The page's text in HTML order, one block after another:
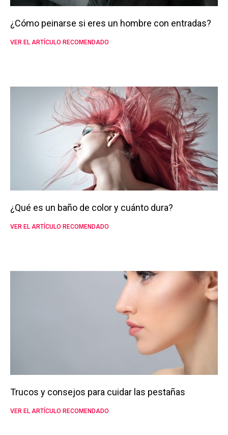
¿Cómo peinarse si eres un hombre con entradas?
VER EL ARTÍCULO RECOMENDADO
¿Qué es un baño de color y cuánto dura?
VER EL ARTÍCULO RECOMENDADO
Trucos y consejos para cuidar las pestañas
VER EL ARTÍCULO RECOMENDADO